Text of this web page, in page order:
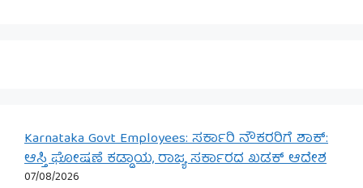
Karnataka Govt Employees: ಸರ್ಕಾರಿ ನೌಕರರಿಗೆ ಶಾಕ್:
ಆಸ್ತಿ ಘೋಷಣೆ ಕಡ್ಡಾಯ, ರಾಜ್ಯ ಸರ್ಕಾರದ ಖಡಕ್ ಆದೇಶ
07/08/2026